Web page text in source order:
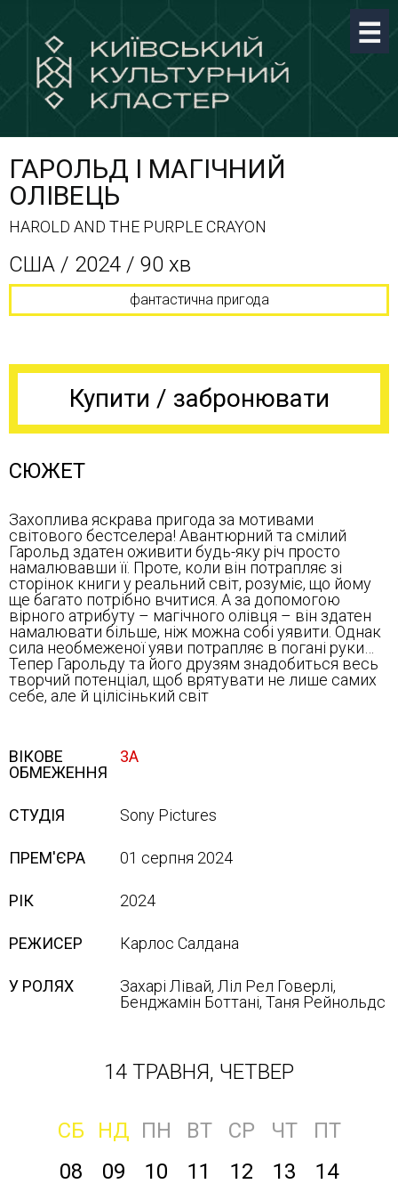
ГАРОЛЬД І МАГІЧНИЙ
ОЛІВЕЦЬ
HAROLD AND THE PURPLE CRAYON
США / 2024 / 90 хв
фантастична пригода
Купити / забронювати
СЮЖЕТ
Захоплива яскрава пригода за мотивами
світового бестселера! Авантюрний та смілий
Гарольд здатен оживити будь-яку річ просто
намалювавши її. Проте, коли він потрапляє зі
сторінок книги у реальний світ, розуміє, що йому
ще багато потрібно вчитися. А за допомогою
вірного атрибуту – магічного олівця – він здатен
намалювати більше, ніж можна собі уявити. Однак
сила необмеженої уяви потрапляє в погані руки…
Тепер Гарольду та його друзям знадобиться весь
творчий потенціал, щоб врятувати не лише самих
себе, але й цілісінький світ
ВІКОВЕ
ОБМЕЖЕННЯ
3А
СТУДІЯ Sony Pісtures
ПРЕМ'ЄРА 01 серпня 2024
РІК 2024
РЕЖИСЕР Карлос Салдана
У РОЛЯХ
Захарі Лівай, Ліл Рел Говерлі,
Бенджамін Боттані, Таня Рейнольдс
14 ТРАВНЯ, ЧЕТВЕР
СБ НД ПН ВТ СР ЧТ
ПТ
08
09 10 11 12 13 14